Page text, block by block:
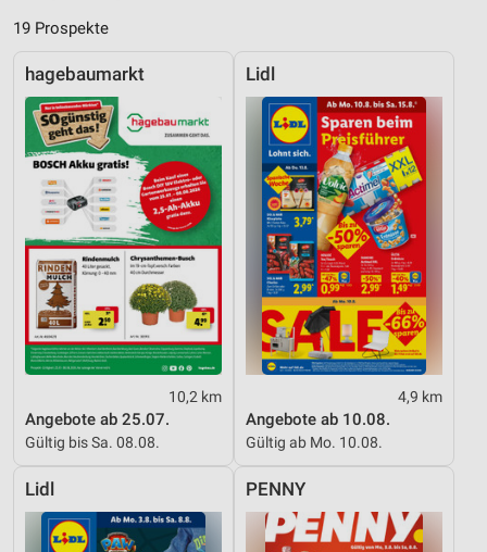
19 Prospekte
hagebaumarkt
10,2 km
Angebote ab 25.07.
Gültig bis Sa. 08.08.
Lidl
4,9 km
Angebote ab 10.08.
Gültig ab Mo. 10.08.
Lidl PENNY